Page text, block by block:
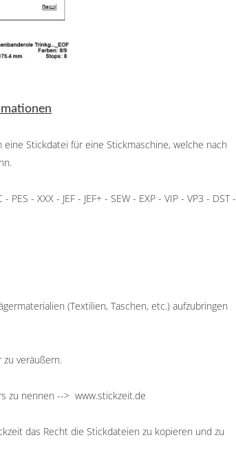
Stickdatei für eine Stickmaschine, welche nach
- XXX - JEF - JEF+ - SEW - EXP - VIP - VP3 - DST -
(Textilien, Taschen, etc.) aufzubringen
zu veräußern.
zu nennen --> www.stickzeit.de
das Recht die Stickdateien zu kopieren und zu